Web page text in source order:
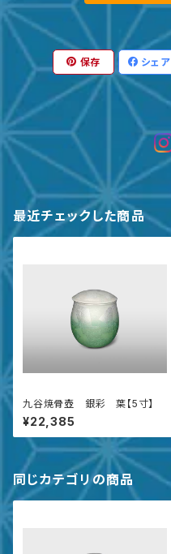
保存 シェア
最近チェックした商品
九谷焼骨壺 銀彩 葉【5寸】
¥22,385
同じカテゴリの商品